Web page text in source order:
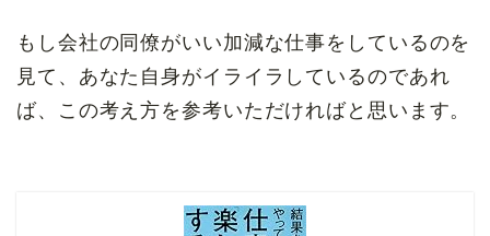
もし会社の同僚がいい加減な仕事をしているのを
見て、あなた自身がイライラしているのであれ
ば、この考え方を参考いただければと思います。